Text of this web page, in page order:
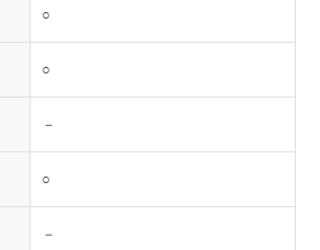
○
○
－
○
－